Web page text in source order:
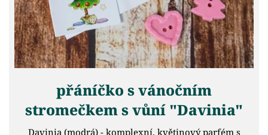
přáníčko s vánočním
stromečkem s vůní "Davinia"
Davinia (modrá) - komplexní, květinový parfém s